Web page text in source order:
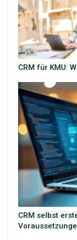
CRM für KMU:
CRM selbst